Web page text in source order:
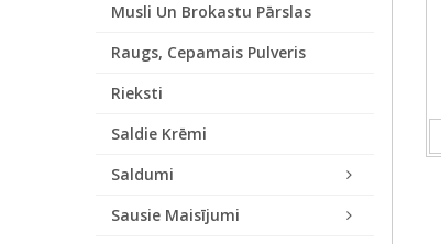
Musli Un Brokastu Pārslas
Raugs, Cepamais Pulveris
Rieksti
Saldie Krēmi
Saldumi
Sausie Maisījumi